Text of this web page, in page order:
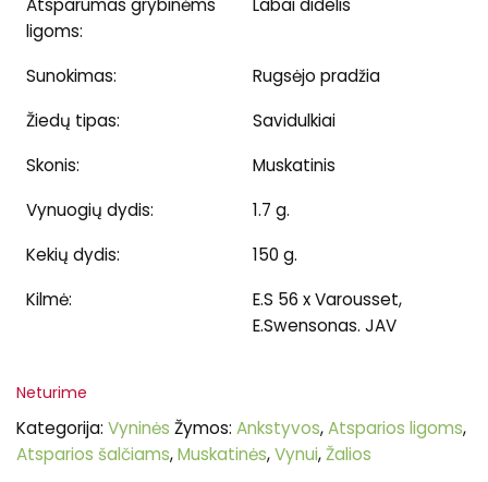
ligoms:
Sunokimas:
Rugsėjo pradžia
Žiedų tipas:
Savidulkiai
Skonis:
Muskatinis
Vynuogių dydis:
1.7 g.
Kekių dydis:
150 g.
Kilmė:
E.S 56 x Varousset,
E.Swensonas. JAV
Neturime
Kategorija:Vyninės Žymos:Ankstyvos,Atsparios ligoms,
Atsparios šalčiams,Muskatinės,Vynui,Žalios